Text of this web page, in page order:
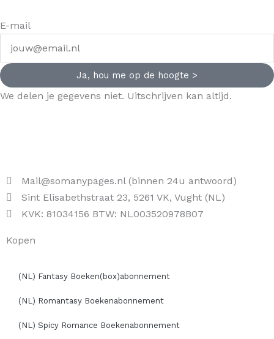
E-mail
Ja, hou me op de hoogte >
We delen je gegevens niet. Uitschrijven kan altijd.
Mail@somanypages.nl (binnen 24u antwoord)
Sint Elisabethstraat 23, 5261 VK, Vught (NL)
KVK: 81034156 BTW: NL003520978B07
Kopen
(NL) Fantasy Boeken(box)abonnement
(NL) Romantasy Boekenabonnement
(NL) Spicy Romance Boekenabonnement